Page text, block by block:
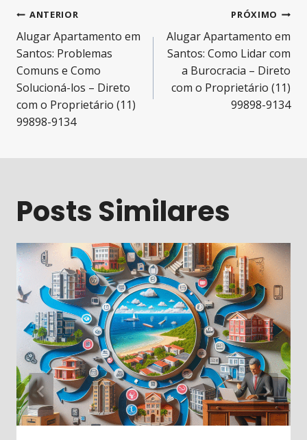
Navegação
de
Post
ANTERIOR
Alugar Apartamento em
Santos: Problemas
Comuns e Como
Solucioná-los – Direto
com o Proprietário (11)
99898-9134
PRÓXIMO
Alugar Apartamento em
Santos: Como Lidar com
a Burocracia – Direto
com o Proprietário (11)
99898-9134
Posts Similares